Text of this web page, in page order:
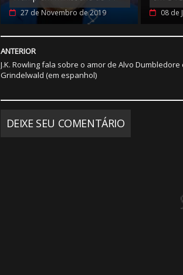
27 de Novembro de 2019 08 de
ANTERIOR
J.K. Rowling fala sobre o amor de Alvo Dumbledore
Grindelwald (em espanhol)
DEIXE SEU COMENTÁRIO
🎂